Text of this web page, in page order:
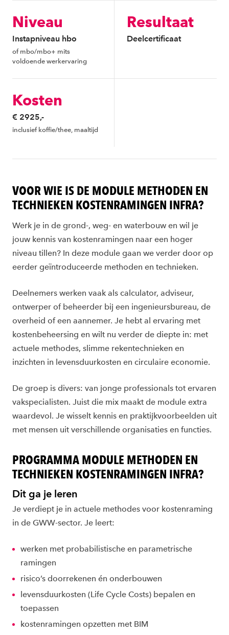
Niveau
Instapniveau hbo
of mbo/mbo+ mits
voldoende werkervaring
Resultaat
Deelcertificaat
Kosten
€ 2925,-
inclusief koffie/thee, maaltijd
VOOR WIE IS DE MODULE METHODEN EN
TECHNIEKEN KOSTENRAMINGEN INFRA?
Werk je in de grond-, weg- en waterbouw en wil je
jouw kennis van kostenramingen naar een hoger
niveau tillen? In deze module gaan we verder door op
eerder geïntroduceerde methoden en technieken.
Deelnemers werken vaak als calculator, adviseur,
ontwerper of beheerder bij een ingenieursbureau, de
overheid of een aannemer. Je hebt al ervaring met
kostenbeheersing en wilt nu verder de diepte in: met
actuele methodes, slimme rekentechnieken en
inzichten in levensduurkosten en circulaire economie.
De groep is divers: van jonge professionals tot ervaren
vakspecialisten. Juist die mix maakt de module extra
waardevol. Je wisselt kennis en praktijkvoorbeelden uit
met mensen uit verschillende organisaties en functies.
PROGRAMMA MODULE METHODEN EN
TECHNIEKEN KOSTENRAMINGEN INFRA?
Dit ga je leren
Je verdiept je in actuele methodes voor kostenraming
in de GWW-sector. Je leert:
werken met probabilistische en parametrische
ramingen
risico’s doorrekenen én onderbouwen
levensduurkosten (Life Cycle Costs) bepalen en
toepassen
kostenramingen opzetten met BIM